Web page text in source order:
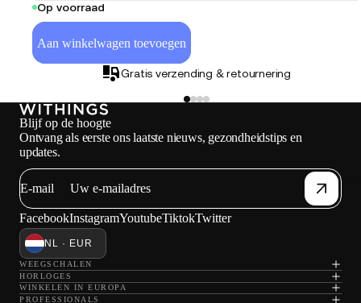
Op voorraad
Aan winkelwagen toevoegen
Gratis verzending & retournering
Blijf op de hoogte
Ontvang als eerste ons laatste nieuws, gezondheidstips en
updates.
E-mail
FacebookInstagramYoutubeTiktokTwitter
NL · EUR
WEEGSCHALEN
HORLOGES
WINKELEN IN EUROPA
PROFESSIONALS